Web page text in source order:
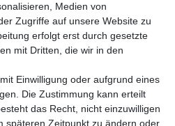
Medien von
Zugriffe auf unsere Website zu
erfolgt erst durch gesetzte
mit Dritten, die wir in den
Einwilligung oder aufgrund eines
Die Zustimmung kann erteilt
das Recht, nicht einzuwilligen
späteren Zeitpunkt zu ändern oder